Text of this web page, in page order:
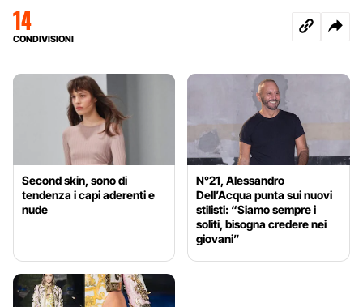
14
CONDIVISIONI
Second skin, sono di
tendenza i capi aderenti e
nude
N°21, Alessandro
Dell’Acqua punta sui nuovi
stilisti: “Siamo sempre i
soliti, bisogna credere nei
giovani”